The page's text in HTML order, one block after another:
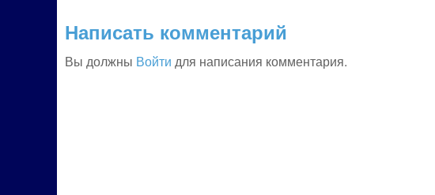
Написать комментарий
Вы должны Войти для написания комментария.